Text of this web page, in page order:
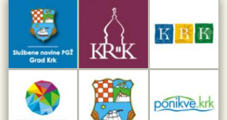
Dar iz Krka
Interpretacijski centar pomorske baštine